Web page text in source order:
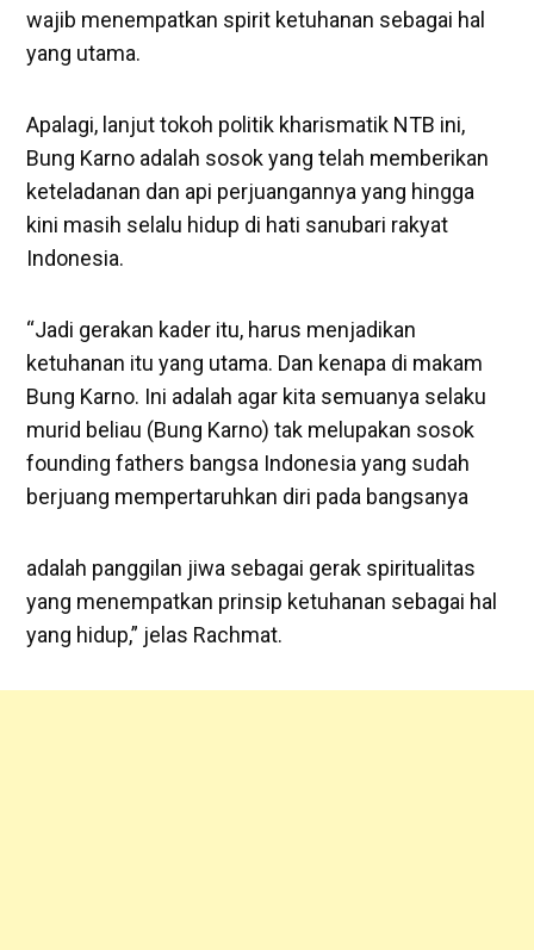
wajib menempatkan spirit ketuhanan sebagai hal
yang utama.
Apalagi, lanjut tokoh politik kharismatik NTB ini,
Bung Karno adalah sosok yang telah memberikan
keteladanan dan api perjuangannya yang hingga
kini masih selalu hidup di hati sanubari rakyat
Indonesia.
“Jadi gerakan kader itu, harus menjadikan
ketuhanan itu yang utama. Dan kenapa di makam
Bung Karno. Ini adalah agar kita semuanya selaku
murid beliau (Bung Karno) tak melupakan sosok
founding fathers bangsa Indonesia yang sudah
berjuang mempertaruhkan diri pada bangsanya
adalah panggilan jiwa sebagai gerak spiritualitas
yang menempatkan prinsip ketuhanan sebagai hal
yang hidup,” jelas Rachmat.